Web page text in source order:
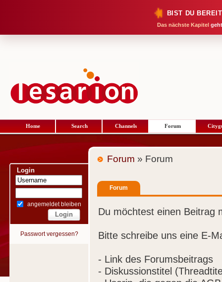
BIST DU
Das nächste Kapitel
Home Search Channels Forum
Login
angemeldet bleiben
Passwort vergessen?
Forum » Forum
Forum
Du möchtest einen Beitrag
Bitte schreibe uns eine E-
- Link des Forumsbeitrags
- Diskussionstitel